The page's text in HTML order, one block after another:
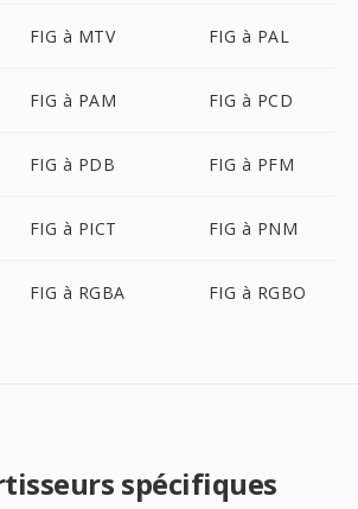
FIG à MTV FIG à PAL
FIG à PAM FIG à PCD
FIG à PDB FIG à PFM
FIG à PICT FIG à PNM
FIG à RGBA FIG à RGBO
spécifiques